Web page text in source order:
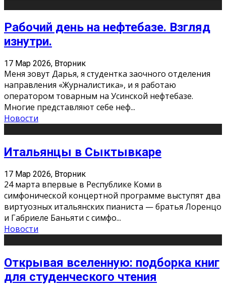
Рабочий день на нефтебазе. Взгляд
изнутри.
17 Мар 2026, Вторник
Меня зовут Дарья, я студентка заочного отделения
направления «Журналистика», и я работаю
оператором товарным на Усинской нефтебазе.
Многие представляют себе неф...
Новости
Итальянцы в Сыктывкаре
17 Мар 2026, Вторник
24 марта впервые в Республике Коми в
симфонической концертной программе выступят два
виртуозных итальянских пианиста — братья Лоренцо
и Габриеле Баньяти с симфо...
Новости
Открывая вселенную: подборка книг
для студенческого чтения